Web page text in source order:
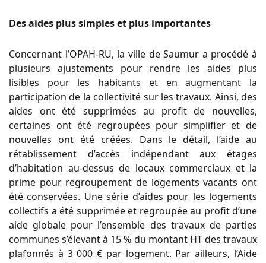
Des aides plus simples et plus importantes
Concernant l’OPAH-RU, la ville de Saumur a procédé à
plusieurs ajustements pour rendre les aides plus
lisibles pour les habitants et en augmentant la
participation de la collectivité sur les travaux. Ainsi, des
aides ont été supprimées au profit de nouvelles,
certaines ont été regroupées pour simplifier et de
nouvelles ont été créées. Dans le détail, l’aide au
rétablissement d’accès indépendant aux étages
d’habitation au-dessus de locaux commerciaux et la
prime pour regroupement de logements vacants ont
été conservées. Une série d’aides pour les logements
collectifs a été supprimée et regroupée au profit d’une
aide globale pour l’ensemble des travaux de parties
communes s’élevant à 15 % du montant HT des travaux
plafonnés à 3 000 € par logement. Par ailleurs, l’Aide